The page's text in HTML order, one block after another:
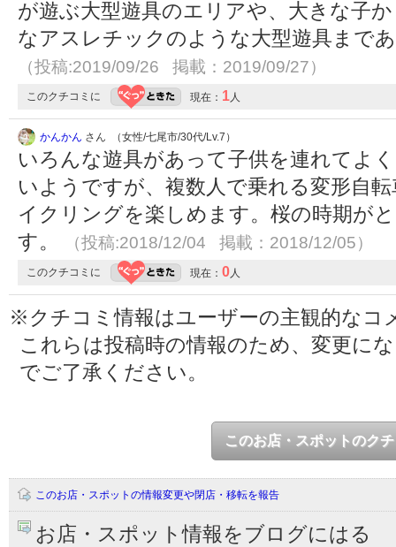
が遊ぶ大型遊具のエリアや、大きな子
なアスレチックのような大型遊具まで
（投稿:2019/09/26 掲載：2019/09/27）
このクチコミに 現在： 1人
かんかん さん （女性/七尾市/30代/Lv.7）
いろんな遊具があって子供を連れてよ
いようですが、複数人で乗れる変形自
イクリングを楽しめます。桜の時期が
す。
（投稿:2018/12/04 掲載：2018/12/05）
このクチコミに 現在： 0人
※クチコミ情報はユーザーの主観的なコ
これらは投稿時の情報のため、変更に
でご了承ください。
このお店・スポットのク
このお店・スポットの情報変更や閉店・移転を報告
お店・スポット情報をブログにはる